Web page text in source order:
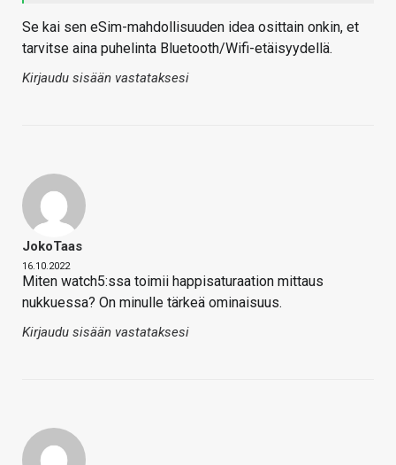
Se kai sen eSim-mahdollisuuden idea osittain onkin, et
tarvitse aina puhelinta Bluetooth/Wifi-etäisyydellä.
Kirjaudu sisään vastataksesi
JokoTaas
16.10.2022
Miten watch5:ssa toimii happisaturaation mittaus
nukkuessa? On minulle tärkeä ominaisuus.
Kirjaudu sisään vastataksesi